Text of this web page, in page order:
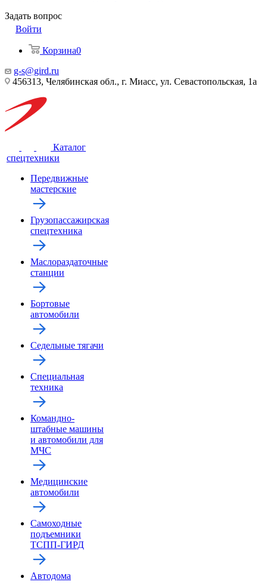
Задать вопрос
Войти
Корзина0
g-s@gird.ru
456313, Челябинская обл., г. Миасс, ул. Севастопольская, 1а
Каталог
спецтехники
Передвижные
мастерские
Грузопассажирская
спецтехника
Маслораздаточные
станции
Бортовые
автомобили
Седельные тягачи
Специальная
техника
Командно-
штабные машины
и автомобили для
МЧС
Медицинские
автомобили
Самоходные
подъемники
ТСПП-ГИРД
Автодома